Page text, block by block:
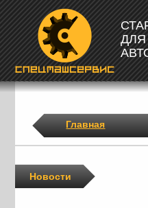
Главная
Новости